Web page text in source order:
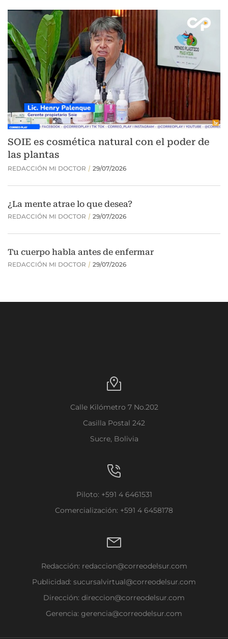
Calle Kilómetro 7 No.202
Casilla Postal 242
Sucre, Bolivia
Piloto: +591 4 6461531
Comercialización: +591 4 6458178
Redacción: redaccion@correodelsur.com
Publicidad: sucursalvirtual@correodelsur.com
Dirección: direccion@correodelsur.com
Gerencia: gerencia@correodelsur.com